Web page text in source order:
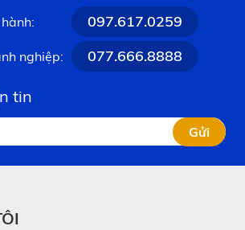
097.617.0259
nghiệp: 077.666.8888
tin
Gửi